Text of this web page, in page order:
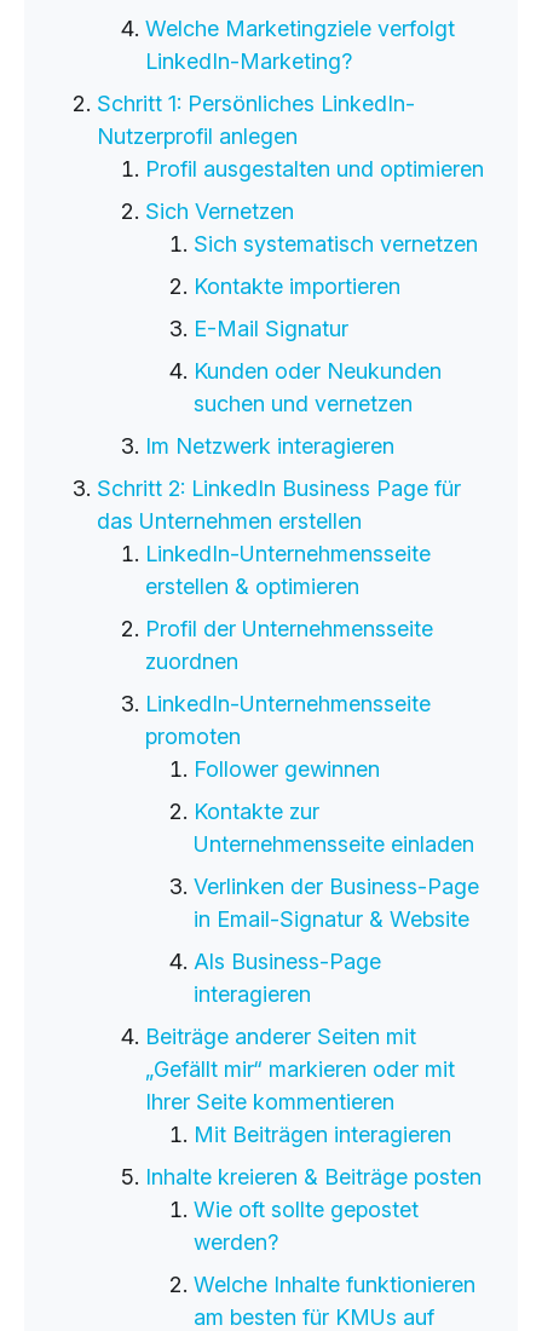
Welche Marketingziele verfolgt
LinkedIn-Marketing?
Schritt 1: Persönliches LinkedIn-
Nutzerprofil anlegen
Profil ausgestalten und optimieren
Sich Vernetzen
Sich systematisch vernetzen
Kontakte importieren
E-Mail Signatur
Kunden oder Neukunden
suchen und vernetzen
Im Netzwerk interagieren
Schritt 2: LinkedIn Business Page für
das Unternehmen erstellen
LinkedIn-Unternehmensseite
erstellen & optimieren
Profil der Unternehmensseite
zuordnen
LinkedIn-Unternehmensseite
promoten
Follower gewinnen
Kontakte zur
Unternehmensseite einladen
Verlinken der Business-Page
in Email-Signatur & Website
Als Business-Page
interagieren
Beiträge anderer Seiten mit
„Gefällt mir“ markieren oder mit
Ihrer Seite kommentieren
Mit Beiträgen interagieren
Inhalte kreieren & Beiträge posten
Wie oft sollte gepostet
werden?
Welche Inhalte funktionieren
am besten für KMUs auf